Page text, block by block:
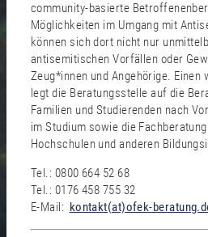
community-basierte
Möglichkeiten im Umgang mit
können sich dort nicht nur
antisemitischen Vorfällen oder
Zeug*innen und Angehörige.
legt die Beratungsstelle auf die
Familien und Studierenden nach
im Studium sowie die
Hochschulen und anderen
Tel.: 0800 664 52 68
Tel.: 0176 458 755 32
E-Mail: kontakt(at)ofek-